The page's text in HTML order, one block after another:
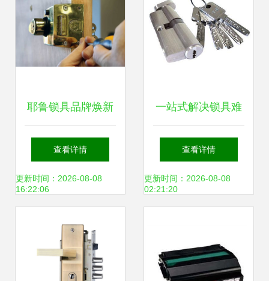
耶鲁锁具品牌焕新
新Logo引领销售与
维修服务升级
查看详情
更新时间：2026-08-08
16:22:06
一站式解决锁具难
题 少城路东城根街
陕西街文翁路西御
与维修服务
查看详情
更新时间：2026-08-08
02:21:20